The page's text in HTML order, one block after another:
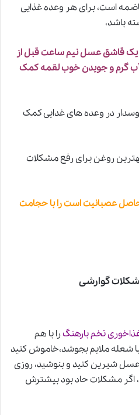
است، برای هر وعده غذایی
باشد،
قاشق عسل نیم ساعت قبل از
آب گرم و جویدن خوب لقمه کمک
در وعده های غدایی کمک
روغن برای رفع مشکلات
عصبانیت است را با حجامت
گوارشی
تخم بارهنگرا با هم
شعله ملایم بجوشد،خاموش کنید
شیرین کنید و بنوشید، روزی
اگر مشکلات حاد بود بیشترش